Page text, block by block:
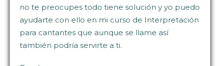
no te preocupes todo tiene solución y yo puedo
ayudarte con ello en mi curso de Interpretación
para cantantes que aunque se llame así
también podría servirte a ti.